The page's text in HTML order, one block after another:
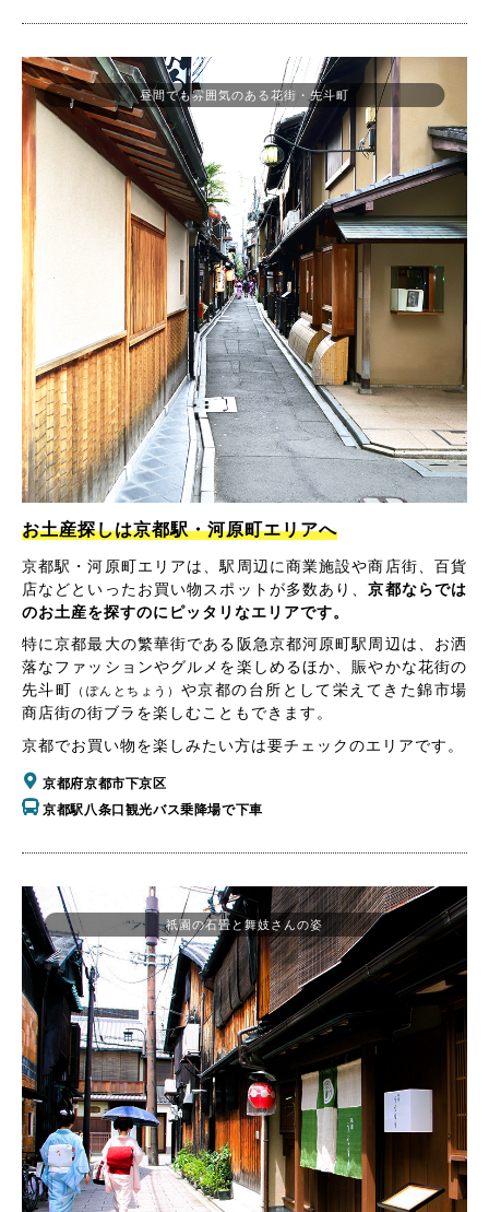
昼間でも雰囲気のある花街・先斗町
お土産探しは京都駅・河原町エリアへ
京都駅・河原町エリアは、駅周辺に商業施設や商店街、百貨
店などといったお買い物スポットが多数あり、京都ならでは
のお土産を探すのにピッタリなエリアです。
特に京都最大の繁華街である阪急京都河原町駅周辺は、お洒
落なファッションやグルメを楽しめるほか、賑やかな花街の
先斗町
（ぽんとちょう） や京都の台所として栄えてきた錦市場
商店街の街ブラを楽しむこともできます。
京都でお買い物を楽しみたい方は要チェックのエリアです。
京都府京都市下京区
京都駅八条口観光バス乗降場で下車
祇園の石畳と舞妓さんの姿